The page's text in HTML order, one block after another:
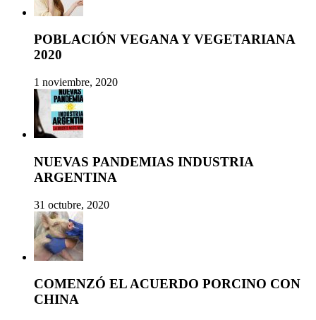
POBLACIÓN VEGANA Y VEGETARIANA
2020
1 noviembre, 2020
NUEVAS PANDEMIAS INDUSTRIA
ARGENTINA
31 octubre, 2020
COMENZÓ EL ACUERDO PORCINO CON
CHINA